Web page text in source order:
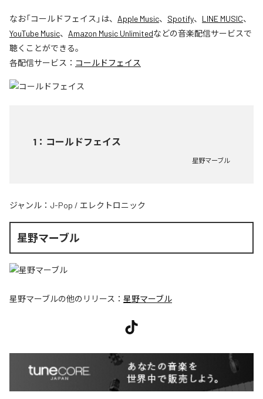
なお「コールドフェイス 」は、 Apple Music、 Spotify、 LINE MUSIC、
YouTube Music、 Amazon Music Unlimitedなどの音楽配信サービスで
聴くことができる。
各配信サービス： コールドフェイス
1 ： コールドフェイス
星野マーブル
ジャンル： J-Pop / エレクトロニック
星野マーブル
星野マーブルの他のリリース： 星野マーブル